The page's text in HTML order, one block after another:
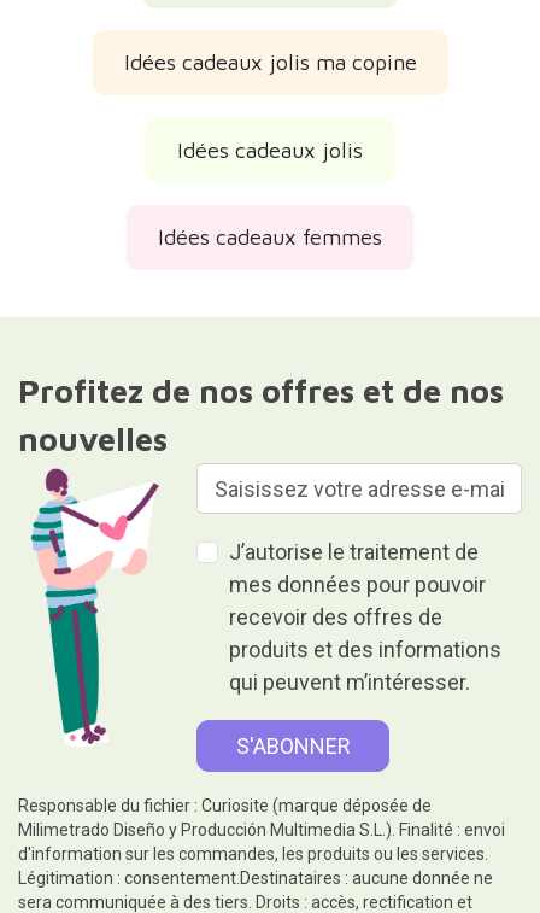
Idées cadeaux jolis ma copine
Idées cadeaux jolis
Idées cadeaux femmes
Profitez de nos offres et de nos
nouvelles
J’autorise le traitement de
mes données pour pouvoir
recevoir des offres de
produits et des informations
qui peuvent m’intéresser.
Responsable du fichier : Curiosite (marque déposée de
Milimetrado Diseño y Producción Multimedia S.L.). Finalité : envoi
d'information sur les commandes, les produits ou les services.
Légitimation : consentement.Destinataires : aucune donnée ne
sera communiquée à des tiers. Droits : accès, rectification et